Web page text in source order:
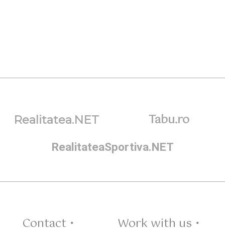
Realitatea.NET Tabu.ro
RealitateaSportiva.NET
Contact • Work with us •